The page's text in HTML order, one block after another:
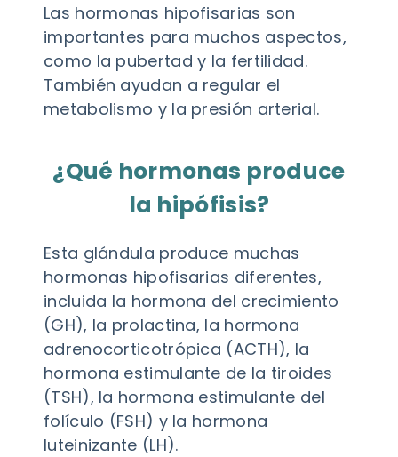
Las hormonas hipofisarias son
importantes para muchos aspectos,
como la pubertad y la fertilidad.
También ayudan a regular el
metabolismo y la presión arterial.
¿Qué hormonas produce
la hipófisis?
Esta glándula produce muchas
hormonas hipofisarias diferentes,
incluida la hormona del crecimiento
(GH), la prolactina, la hormona
adrenocorticotrópica (ACTH), la
hormona estimulante de la tiroides
(TSH), la hormona estimulante del
folículo (FSH) y la hormona
luteinizante (LH).